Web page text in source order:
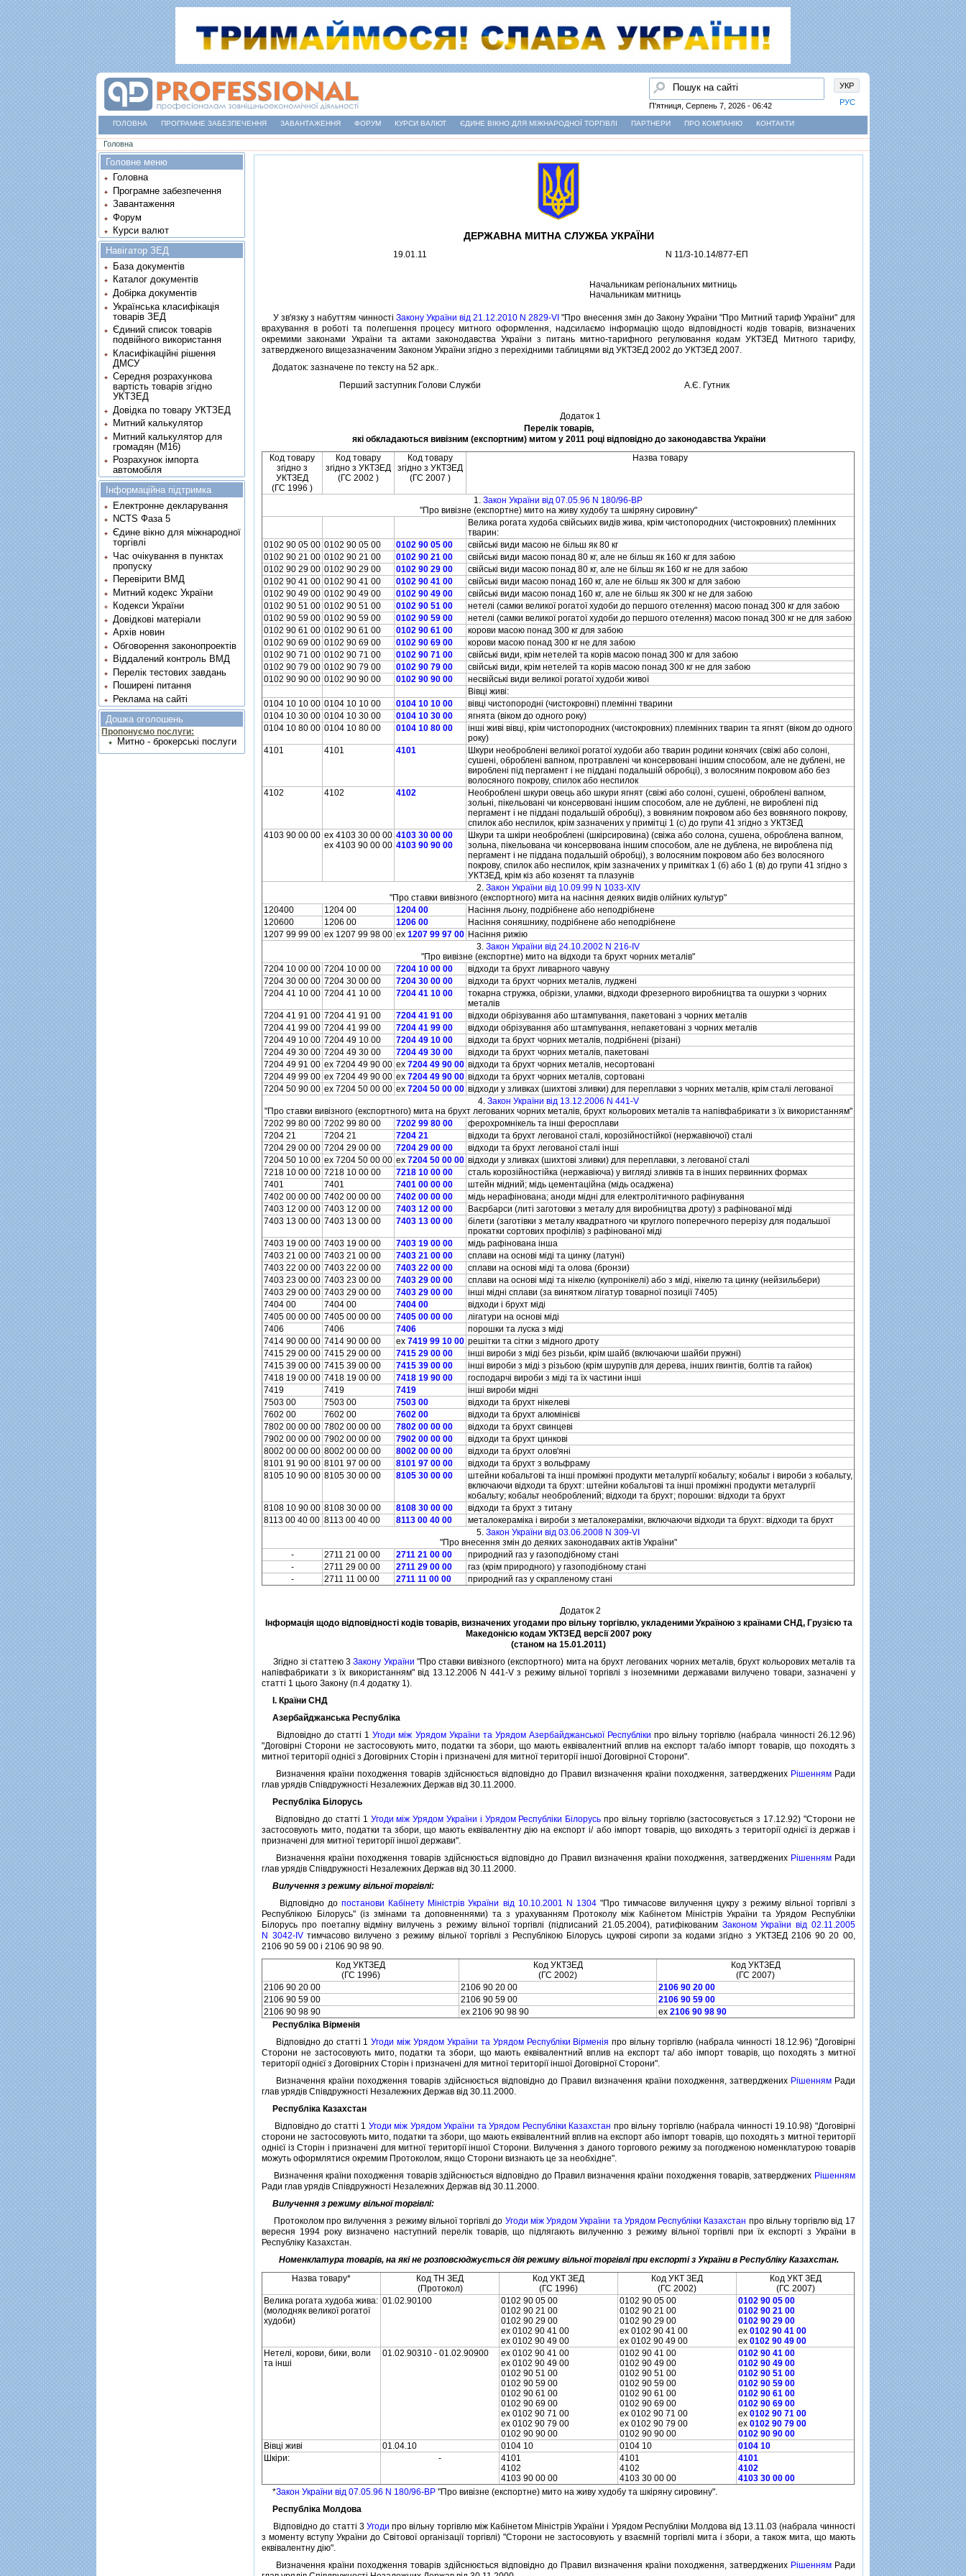
УКР
РУС
Пошук
П'ятниця, Серпень 7, 2026 - 06:42
ГОЛОВНА ПРОГРАМНЕ ЗАБЕЗПЕЧЕННЯ ЗАВАНТАЖЕННЯ ФОРУМ КУРСИ ВАЛЮТ ЄДИНЕ ВІКНО ДЛЯ МІЖНАРОДНОЇ ТОРГІВЛІ ПАРТНЕРИ ПРО КОМПАНІЮ КОНТАКТИ
Ви є тут
Головна
ДЕРЖАВНА МИТНА СЛУЖБА УКРАЇНИ
19.01.11 N 11/3-10.14/877-ЕП
Начальникам регiональних митниць
Начальникам митниць
У зв'язку з набуттям чинностi Закону України вiд 21.12.2010 N 2829-VI "Про внесення змiн до Закону України "Про Митний тариф України" для
врахування в роботi та полегшення процесу митного оформлення, надсилаємо iнформацiю щодо вiдповiдностi кодiв товарiв, визначених
окремими законами України та актами законодавства України з питань митно-тарифного регулювання кодам УКТЗЕД Митного тарифу,
затвердженого вищезазначеним Законом України згiдно з перехiдними таблицями вiд УКТЗЕД 2002 до УКТЗЕД 2007.
Додаток: зазначене по тексту на 52 арк..
Перший заступник Голови Служби
А.Є. Гутник
Додаток 1
Перелiк товарiв,
якi обкладаються вивiзним (експортним) митом у 2011 роцi вiдповiдно до законодавства України
Код товару
згiдно з
УКТЗЕД
(ГС 1996 )
Код товару
згiдно з УКТЗЕД
(ГС 2002 )
Код товару
згiдно з УКТЗЕД
(ГС 2007 )
Назва товару
1.Закон України вiд 07.05.96 N 180/96-ВР
"Про вивiзне (експортне) мито на живу худобу та шкiряну сировину"
Велика рогата худоба свiйських видiв жива, крiм чистопородних (чистокровних) племiнних
тварин:
0102 90 05 00 0102 90 05 00 0102 90 05 00
свiйськi види масою не бiльш як 80 кг
0102 90 21 00 0102 90 21 00 0102 90 21 00
свiйськi види масою понад 80 кг, але не бiльш як 160 кг для забою
0102 90 29 00 0102 90 29 00 0102 90 29 00
свiйськi види масою понад 80 кг, але не бiльш як 160 кг не для забою
0102 90 41 00 0102 90 41 00 0102 90 41 00
свiйськi види масою понад 160 кг, але не бiльш як 300 кг для забою
0102 90 49 00 0102 90 49 00 0102 90 49 00
свiйськi види масою понад 160 кг, але не бiльш як 300 кг не для забою
0102 90 51 00 0102 90 51 00 0102 90 51 00
нетелi (самки великої рогатої худоби до першого отелення) масою понад 300 кг для забою
0102 90 59 00 0102 90 59 00 0102 90 59 00
нетелi (самки великої рогатої худоби до першого отелення) масою понад 300 кг не для забою
0102 90 61 00 0102 90 61 00 0102 90 61 00
корови масою понад 300 кг для забою
0102 90 69 00 0102 90 69 00 0102 90 69 00
корови масою понад 300 кг не для забою
0102 90 71 00 0102 90 71 00 0102 90 71 00
свiйськi види, крiм нетелей та корiв масою понад 300 кг для забою
0102 90 79 00 0102 90 79 00 0102 90 79 00
свiйськi види, крiм нетелей та корiв масою понад 300 кг не для забою
0102 90 90 00 0102 90 90 00 0102 90 90 00
несвiйськi види великої рогатої худоби живої
Вiвцi живi:
0104 10 10 00 0104 10 10 00 0104 10 10 00
вiвцi чистопороднi (чистокровнi) племiннi тварини
0104 10 30 00 0104 10 30 00 0104 10 30 00
ягнята (вiком до одного року)
0104 10 80 00 0104 10 80 00 0104 10 80 00
iншi живi вiвцi, крiм чистопородних (чистокровних) племiнних тварин та ягнят (вiком до одного
року)
4101
4101 4101
Шкури необробленi великої рогатої худоби або тварин родини конячих (свiжi або солонi,
сушенi, обробленi вапном, протравленi чи консервованi iншим способом, але не дубленi, не
виробленi пiд пергамент i не пiдданi подальшiй обробцi), з волосяним покровом або без
волосяного покрову, спилок або неспилок
4102
4102 4102
Необробленi шкури овець або шкури ягнят (свiжi або солонi, сушенi, обробленi вапном,
зольнi, пiкельованi чи консервованi iншим способом, але не дубленi, не виробленi пiд
пергамент i не пiдданi подальшiй обробцi), з вовняним покровом або без вовняного покрову,
спилок або неспилок, крiм зазначених у примiтцi 1 (c) до групи 41 згiдно з УКТЗЕД
4103 90 00 00 ex 4103 30 00 00
ex 4103 90 00 00
4103 30 00 00
4103 90 90 00
Шкури та шкiри необробленi (шкiрсировина) (свiжа або солона, сушена, оброблена вапном,
зольна, пiкельована чи консервована iншим способом, але не дублена, не вироблена пiд
пергамент i не пiддана подальшiй обробцi), з волосяним покровом або без волосяного
покрову, спилок або неспилок, крiм зазначених у примiтках 1 (б) або 1 (в) до групи 41 згiдно з
УКТЗЕД, крiм кiз або козенят та плазунiв
2. Закон України вiд 10.09.99 N 1033-XIV
"Про ставки вивiзного (експортного) мита на насiння деяких видiв олiйних культур"
120400
1204 00 1204 00
Насiння льону, подрiбнене або неподрiбнене
120600
1206 00 1206 00
Насiння соняшнику, подрiбнене або неподрiбнене
1207 99 99 00 ex 1207 99 98 00 eх1207 99 97 00 Насiння рижiю
3.Закон України вiд 24.10.2002 N 216-IV
"Про вивiзне (експортне) мито на вiдходи та брухт чорних металiв"
7204 10 00 00 7204 10 00 00 7204 10 00 00
вiдходи та брухт ливарного чавуну
7204 30 00 00 7204 30 00 00 7204 30 00 00
вiдходи та брухт чорних металiв, лудженi
7204 41 10 00 7204 41 10 00 7204 41 10 00
токарна стружка, обрiзки, уламки, вiдходи фрезерного виробництва та ошурки з чорних
металiв
7204 41 91 00 7204 41 91 00 7204 41 91 00
вiдходи обрiзування або штампування, пакетованi з чорних металiв
7204 41 99 00 7204 41 99 00 7204 41 99 00
вiдходи обрiзування або штампування, непакетованi з чорних металiв
7204 49 10 00 7204 49 10 00 7204 49 10 00
вiдходи та брухт чорних металiв, подрiбненi (рiзанi)
7204 49 30 00 7204 49 30 00 7204 49 30 00
вiдходи та брухт чорних металiв, пакетованi
7204 49 91 00 ex 7204 49 90 00 ex7204 49 90 00 вiдходи та брухт чорних металiв, несортованi
7204 49 99 00 ex 7204 49 90 00 ex7204 49 90 00 вiдходи та брухт чорних металiв, сортованi
7204 50 90 00 ex 7204 50 00 00 ex7204 50 00 00 вiдходи у зливках (шихтовi зливки) для переплавки з чорних металiв, крiм сталi легованої
4. Закон України вiд 13.12.2006 N 441-V
"Про ставки вивiзного (експортного) мита на брухт легованих чорних металiв, брухт кольорових металiв та напiвфабрикати з їх використанням"
7202 99 80 00 7202 99 80 00 7202 99 80 00
ферохромнiкель та iншi феросплави
7204 21
7204 21 7204 21
вiдходи та брухт легованої сталi, корозiйностiйкої (нержавiючої) сталi
7204 29 00 00 7204 29 00 00 7204 29 00 00
вiдходи та брухт легованої сталi iншi
7204 50 10 00 ex 7204 50 00 00 ex7204 50 00 00 вiдходи у зливках (шихтовi зливки) для переплавки, з легованої сталi
7218 10 00 00 7218 10 00 00 7218 10 00 00
сталь корозiйностiйка (нержавiюча) у виглядi зливкiв та в iнших первинних формах
7401
7401 7401 00 00 00
штейн мiдний; мiдь цементацiйна (мiдь осаджена)
7402 00 00 00 7402 00 00 00 7402 00 00 00
мiдь нерафiнована; аноди мiднi для електролiтичного рафiнування
7403 12 00 00 7403 12 00 00 7403 12 00 00
Ваєрбарси (литi заготовки з металу для виробництва дроту) з рафiнованої мiдi
7403 13 00 00 7403 13 00 00 7403 13 00 00
бiлети (заготiвки з металу квадратного чи круглого поперечного перерiзу для подальшої
прокатки сортових профiлiв) з рафiнованої мiдi
7403 19 00 00 7403 19 00 00 7403 19 00 00
мiдь рафiнована iнша
7403 21 00 00 7403 21 00 00 7403 21 00 00
сплави на основi мiдi та цинку (латунi)
7403 22 00 00 7403 22 00 00 7403 22 00 00
сплави на основi мiдi та олова (бронзи)
7403 23 00 00 7403 23 00 00 7403 29 00 00
сплави на основi мiдi та нiкелю (купронiкелi) або з мiдi, нiкелю та цинку (нейзильбери)
7403 29 00 00 7403 29 00 00 7403 29 00 00
iншi мiднi сплави (за винятком лiгатур товарної позицiї 7405)
7404 00
7404 00 7404 00
вiдходи i брухт мiдi
7405 00 00 00 7405 00 00 00 7405 00 00 00
лiгатури на основi мiдi
7406
7406 7406
порошки та луска з мiдi
7414 90 00 00 7414 90 00 00 ex7419 99 10 00 решiтки та сiтки з мiдного дроту
7415 29 00 00 7415 29 00 00 7415 29 00 00
iншi вироби з мiдi без рiзьби, крiм шайб (включаючи шайби пружнi)
7415 39 00 00 7415 39 00 00 7415 39 00 00
iншi вироби з мiдi з рiзьбою (крiм шурупiв для дерева, iнших гвинтiв, болтiв та гайок)
7418 19 00 00 7418 19 00 00 7418 19 90 00
господарчi вироби з мiдi та їх частини iншi
7419
7419 7419
iншi вироби мiднi
7503 00
7503 00 7503 00
вiдходи та брухт нiкелевi
7602 00
7602 00 7602 00
вiдходи та брухт алюмiнiєвi
7802 00 00 00 7802 00 00 00 7802 00 00 00
вiдходи та брухт свинцевi
7902 00 00 00 7902 00 00 00 7902 00 00 00
вiдходи та брухт цинковi
8002 00 00 00 8002 00 00 00 8002 00 00 00
вiдходи та брухт олов'янi
8101 91 90 00 8101 97 00 00 8101 97 00 00
вiдходи та брухт з вольфраму
8105 10 90 00 8105 30 00 00 8105 30 00 00
штейни кобальтовi та iншi промiжнi продукти металургiї кобальту; кобальт i вироби з кобальту,
включаючи вiдходи та брухт: штейни кобальтовi та iншi промiжнi продукти металургiї
кобальту; кобальт необроблений; вiдходи та брухт; порошки: вiдходи та брухт
8108 10 90 00 8108 30 00 00 8108 30 00 00
вiдходи та брухт з титану
8113 00 40 00 8113 00 40 00 8113 00 40 00
металокерамiка i вироби з металокерамiки, включаючи вiдходи та брухт: вiдходи та брухт
5.Закон України вiд 03.06.2008 N 309-VI
"Про внесення змiн до деяких законодавчих актiв України"
-
2711 21 00 00 2711 21 00 00
природний газ у газоподiбному станi
-
2711 29 00 00 2711 29 00 00
газ (крiм природного) у газоподiбному станi
-
2711 11 00 00 2711 11 00 00 природний газ у скрапленому станi
Додаток 2
Iнформацiя щодо вiдповiдностi кодiв товарiв, визначених угодами про вiльну торгiвлю, укладеними Україною з країнами СНД, Грузiєю та
Македонiєю кодам УКТЗЕД версiї 2007 року
(станом на 15.01.2011)
Згiдно зi статтею 3Закону України "Про ставки вивiзного (експортного) мита на брухт легованих чорних металiв, брухт кольорових металiв та
напiвфабрикати з їх використанням" вiд 13.12.2006 N 441-V з режиму вiльної торгiвлi з iноземними державами вилучено товари, зазначенi у
статтi 1 цього Закону (п.4 додатку 1).
I. Країни СНД
Азербайджанська Республiка
Вiдповiдно до статтi 1Угоди мiж Урядом України та Урядом Азербайджанської Республiки про вiльну торгiвлю (набрала чинностi 26.12.96)
"Договiрнi Сторони не застосовують мито, податки та збори, що мають еквiвалентний вплив на експорт та/або iмпорт товарiв, що походять з
митної територiї однiєї з Договiрних Сторiн i призначенi для митної територiї iншої Договiрної Сторони".
Визначення країни походження товарiв здiйснюється вiдповiдно до Правил визначення країни походження, затверджених РiшеннямРади
глав урядiв Спiвдружностi Незалежних Держав вiд 30.11.2000.
Республiка Бiлорусь
Вiдповiдно до статтi 1 Угоди мiж Урядом України i Урядом Республiки Бiлорусь про вiльну торгiвлю (застосовується з 17.12.92) "Сторони не
застосовують мито, податки та збори, що мають еквiвалентну дiю на експорт i/ або iмпорт товарiв, що виходять з територiї однiєї iз держав i
призначенi для митної територiї iншої держави".
Визначення країни походження товарiв здiйснюється вiдповiдно до Правил визначення країни походження, затверджених РiшеннямРади
глав урядiв Спiвдружностi Незалежних Держав вiд 30.11.2000.
Вилучення з режиму вiльної торгiвлi:
Вiдповiдно допостанови Кабiнету Мiнiстрiв України вiд 10.10.2001 N 1304"Про тимчасове вилучення цукру з режиму вiльної торгiвлi з
Республiкою Бiлорусь" (iз змiнами та доповненнями) та з урахуванням Протоколу мiж Кабiнетом Мiнiстрiв України та Урядом Республiки
Бiлорусь про поетапну вiдмiну вилучень з режиму вiльної торгiвлi (пiдписаний 21.05.2004), ратифiкованим Законом України вiд 02.11.2005
N 3042-IVтимчасово вилучено з режиму вiльної торгiвлi з Республiкою Бiлорусь цукровi сиропи за кодами згiдно з УКТЗЕД 2106 90 20 00,
2106 90 59 00 i 2106 90 98 90.
Код УКТЗЕД
(ГС 1996)
Код УКТЗЕД
(ГС 2002)
Код УКТЗЕД
(ГС 2007)
2106 90 20 00
2106 90 20 00
2106 90 20 00
2106 90 59 00
2106 90 59 00
2106 90 59 00
2106 90 98 90
ex 2106 90 98 90 ex2106 90 98 90
Республiка Вiрменiя
Вiдповiдно до статтi 1Угоди мiж Урядом України та Урядом Республiки Вiрменiя про вiльну торгiвлю (набрала чинностi 18.12.96) "Договiрнi
Сторони не застосовують мито, податки та збори, що мають еквiвалентний вплив на експорт та/ або iмпорт товарiв, що походять з митної
територiї однiєї з Договiрних Сторiн i призначенi для митної територiї iншої Договiрної Сторони".
Визначення країни походження товарiв здiйснюється вiдповiдно до Правил визначення країни походження, затверджених РiшеннямРади
глав урядiв Спiвдружностi Незалежних Держав вiд 30.11.2000.
Республiка Казахстан
Вiдповiдно до статтi 1 Угоди мiж Урядом України та Урядом Республiки Казахстан про вiльну торгiвлю (набрала чинностi 19.10.98) "Договiрнi
сторони не застосовують мито, податки та збори, що мають еквiвалентний вплив на експорт або iмпорт товарiв, що походять з митної територiї
однiєї iз Сторiн i призначенi для митної територiї iншої Сторони. Вилучення з даного торгового режиму за погодженою номенклатурою товарiв
можуть оформлятися окремим Протоколом, якщо Сторони визнають це за необхiдне".
Визначення країни походження товарiв здiйснюється вiдповiдно до Правил визначення країни походження товарiв, затверджених Рiшенням
Ради глав урядiв Спiвдружностi Незалежних Держав вiд 30.11.2000.
Вилучення з режиму вiльної торгiвлi:
Протоколом про вилучення з режиму вiльної торгiвлi до Угоди мiж Урядом України та Урядом Республiки Казахстан про вiльну торгiвлю вiд 17
вересня 1994 року визначено наступний перелiк товарiв, що пiдлягають вилученню з режиму вiльної торгiвлi при їх експортi з України в
Республiку Казахстан.
Номенклатура товарiв, на якi не розповсюджується дiя режиму вiльної торгiвлi при експортi з України в Республiку Казахстан.
Назва товару*
Код ТН ЗЕД
(Протокол)
Код УКТ ЗЕД
(ГС 1996)
Код УКТ ЗЕД
(ГС 2002)
Код УКТ ЗЕД
(ГС 2007)
Велика рогата худоба жива:
(молодняк великої рогатої
худоби)
01.02.90100
0102 90 05 00
0102 90 21 00
0102 90 29 00
ex 0102 90 41 00
ex 0102 90 49 00
0102 90 05 00
0102 90 21 00
0102 90 29 00
ex 0102 90 41 00
ex 0102 90 49 00
0102 90 05 00
0102 90 21 00
0102 90 29 00
ex0102 90 41 00
ex0102 90 49 00
Нетелi, корови, бики, воли
та iншi
01.02.90310 - 01.02.90900
ex 0102 90 41 00
ex 0102 90 49 00
0102 90 51 00
0102 90 59 00
0102 90 61 00
0102 90 69 00
ex 0102 90 71 00
ex 0102 90 79 00
0102 90 90 00
0102 90 41 00
0102 90 49 00
0102 90 51 00
0102 90 59 00
0102 90 61 00
0102 90 69 00
ex 0102 90 71 00
ex 0102 90 79 00
0102 90 90 00
0102 90 41 00
0102 90 49 00
0102 90 51 00
0102 90 59 00
0102 90 61 00
0102 90 69 00
ex0102 90 71 00
ex0102 90 79 00
0102 90 90 00
Вiвцi живi
01.04.10 0104 10 0104 10
0104 10
Шкiри:
-
4101
4102
4103 90 00 00
4101
4102
4103 30 00 00
4101
4102
4103 30 00 00
*Закон України вiд 07.05.96 N 180/96-ВР "Про вивiзне (експортне) мито на живу худобу та шкiряну сировину".
Республiка Молдова
Вiдповiдно до статтi 3 Угоди про вiльну торгiвлю мiж Кабiнетом Мiнiстрiв України i Урядом Республiки Молдова вiд 13.11.03 (набрала чинностi
з моменту вступу України до Свiтової органiзацiї торгiвлi) "Сторони не застосовують у взаємнiй торгiвлi мита i збори, а також мита, що мають
еквiвалентну дiю".
Визначення країни походження товарiв здiйснюється вiдповiдно до Правил визначення країни походження, затверджених РiшеннямРади
Головне меню
Головна
Програмне забезпечення
Завантаження
Форум
Курси валют
Навігатор ЗЕД
База документів
Каталог документів
Добірка документів
Українська класифікація
товарів ЗЕД
Єдиний список товарів
подвійного використання
Класифікаційні рішення
ДМСУ
Середня розрахункова
вартість товарів згідно
УКТЗЕД
Довідка по товару УКТЗЕД
Митний калькулятор
Митний калькулятор для
громадян (М16)
Розрахунок імпорта
автомобіля
Інформаційна підтримка
Електронне декларування
NCTS Фаза 5
Єдине вікно для міжнародної
торгівлі
Час очікування в пунктах
пропуску
Перевірити ВМД
Митний кодекс України
Кодекси України
Довідкові матеріали
Архів новин
Обговорення законопроектів
Віддалений контроль ВМД
Перелік тестових завдань
Поширені питання
Реклама на сайті
Дошка оголошень
Пропонуємо послуги:
Митно - брокерські послуги